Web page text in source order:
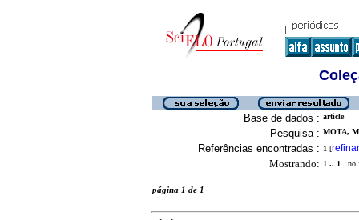
Base de dados : article
Pesquisa : MOTA,
Referências encontradas : 1 [refinar
Mostrando: 1 .. 1 no
página 1 de 1